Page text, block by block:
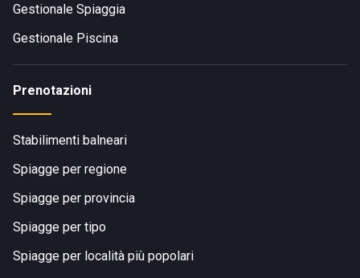
Gestionale Spiaggia
Gestionale Piscina
Prenotazioni
Stabilimenti balneari
Spiagge per regione
Spiagge per provincia
Spiagge per tipo
Spiagge per località più popolari